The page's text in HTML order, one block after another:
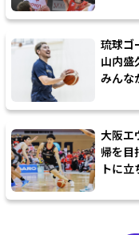
琉球ゴ
山内盛
みんな
大阪エ
帰を目
トに立